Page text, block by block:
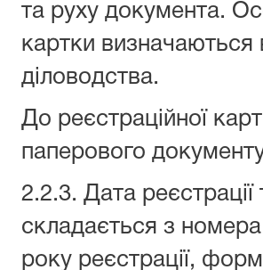
та руху документа.
картки визначаються
діловодства.
До реєстраційної
паперового
2.2.3. Дата
складається з
року реєстрації,